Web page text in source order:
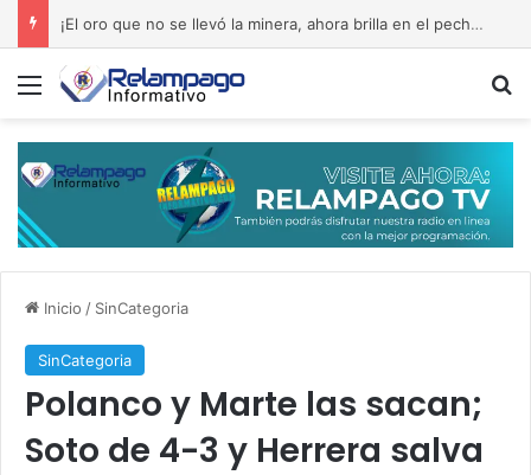
Septiembre de 1965: la memoria que reclama el rescate del edificio Copello
Menú
Inicio / SinCategoria
SinCategoria
Polanco y Marte las sacan;
Soto de 4-3 y Herrera salva